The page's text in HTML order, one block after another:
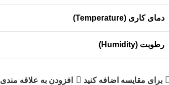
دمای کاری (Temperature)
رطوبت (Humidity)
برای مقایسه اضافه کنید افزودن به علاقه مندی